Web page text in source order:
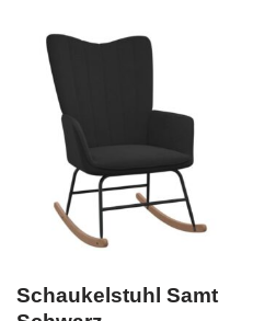
Schaukelstuhl Samt